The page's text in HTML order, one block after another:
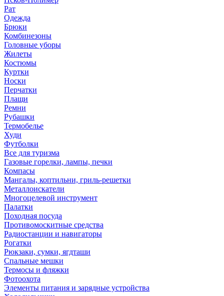
Рат
Одежда
Брюки
Комбинезоны
Головные уборы
Жилеты
Костюмы
Куртки
Носки
Перчатки
Плащи
Ремни
Рубашки
Термобелье
Худи
Футболки
Все для туризма
Газовые горелки, лампы, печки
Компасы
Мангалы, коптильни, гриль-решетки
Металлоискатели
Многоцелевой инструмент
Палатки
Походная посуда
Противомоскитные средства
Радиостанции и навигаторы
Рогатки
Рюкзаки, сумки, ягдташи
Спальные мешки
Термосы и фляжки
Фотоохота
Элементы питания и зарядные устройства